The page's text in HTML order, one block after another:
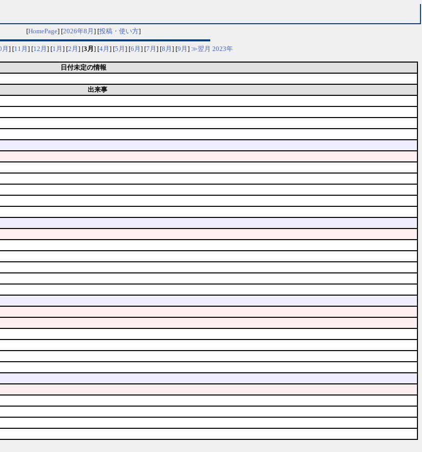
[HomePage] [2026年8月 ] [投稿・使い方]
] [11月 ] [12月 ] [1月 ] [2月 ] [3月 ] [4月 ] [5月 ] [6月 ] [7月 ] [8月 ] [9月 ] ≫翌月 2023年
日付未定の情報
出来事